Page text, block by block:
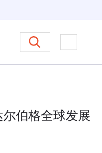
Council 国际事务中的
打开菜单
伯格全球发展